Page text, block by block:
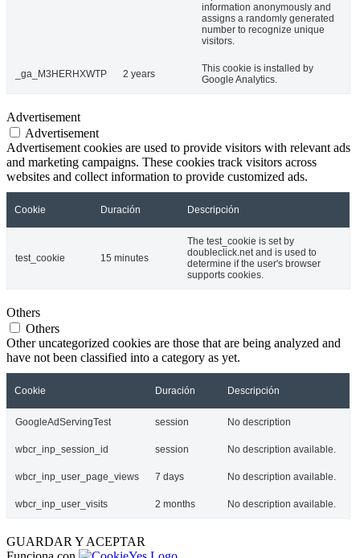
information anonymously and
assigns a randomly generated
number to recognize unique
visitors.
_ga_M3HERHXWTP 2 years
This cookie is installed by
Google Analytics.
Advertisement
Advertisement
Advertisement cookies are used to provide visitors with relevant ads
and marketing campaigns. These cookies track visitors across
websites and collect information to provide customized ads.
Cookie Duración Descripción
test_cookie 15 minutes
The test_cookie is set by
doubleclick.net and is used to
determine if the user's browser
supports cookies.
Others
Others
Other uncategorized cookies are those that are being analyzed and
have not been classified into a category as yet.
Cookie Duración Descripción
GoogleAdServingTest session No description
wbcr_inp_session_id session No description available.
wbcr_inp_user_page_views 7 days No description available.
wbcr_inp_user_visits 2 months No description available.
GUARDAR Y ACEPTAR